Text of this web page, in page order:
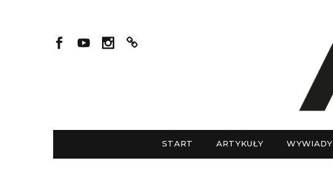
START ARTYKUŁY WYWIADY